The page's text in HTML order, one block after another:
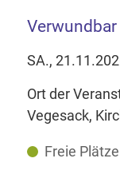
SA.,
Ort der
Vegesack,
Freie Plätze